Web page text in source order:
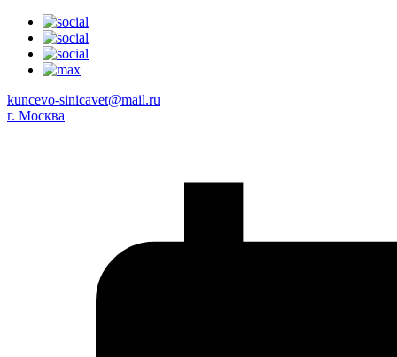
kuncevo-sinicavet@mail.ru
г. Москва